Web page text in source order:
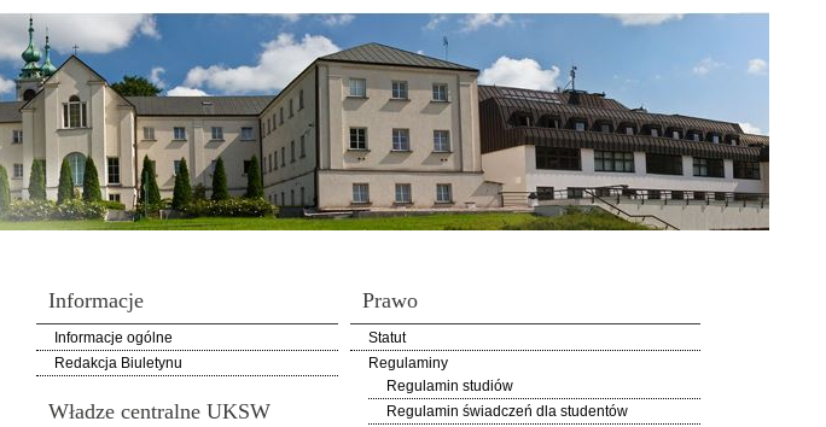
Informacje
Informacje ogólne
Redakcja Biuletynu
Władze centralne UKSW
Prawo
Statut
Regulaminy
Regulamin studiów
Regulamin świadczeń dla studentów